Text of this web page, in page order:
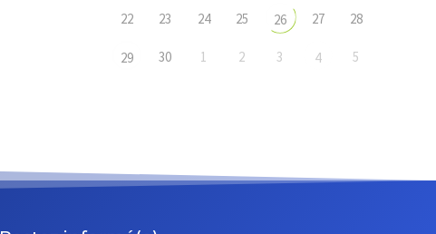
22 23 24 25 26 27 28
29 30 1 2 3 4 5